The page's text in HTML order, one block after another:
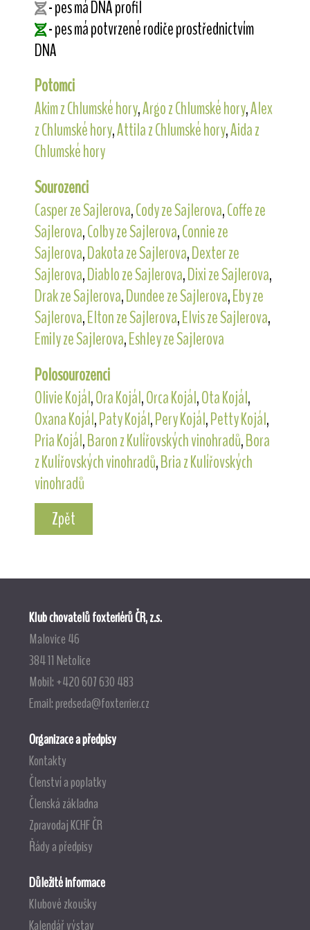
- pes má DNA profil
- pes má potvrzené rodiče prostřednictvím
DNA
Potomci
Akim z Chlumské hory,Argo z Chlumské hory,Alex
z Chlumské hory,Attila z Chlumské hory,Aida z
Chlumské hory
Sourozenci
Casper ze Sajlerova,Cody ze Sajlerova,Coffe ze
Sajlerova,Colby ze Sajlerova,Connie ze
Sajlerova,Dakota ze Sajlerova,Dexter ze
Sajlerova,Diablo ze Sajlerova,Dixi ze Sajlerova,
Drak ze Sajlerova,Dundee ze Sajlerova,Eby ze
Sajlerova,Elton ze Sajlerova,Elvis ze Sajlerova,
Emily ze Sajlerova,Eshley ze Sajlerova
Polosourozenci
Olivie Kojál,Ora Kojál,Orca Kojál,Ota Kojál,
Oxana Kojál,Paty Kojál,Pery Kojál,Petty Kojál,
Pria Kojál,Baron z Kulířovských vinohradů,Bora
z Kulířovských vinohradů,Bria z Kulířovských
vinohradů
Zpět
Klub chovatelů foxteriérů ČR, z.s.
Malovice 46
384 11 Netolice
Mobil: +420 607 630 483
Email:predseda@foxterrier.cz
Organizace a předpisy
Kontakty
Členství a poplatky
Členská základna
Zpravodaj KCHF ČR
Řády a předpisy
Důležité informace
Klubové zkoušky
Kalendář výstav